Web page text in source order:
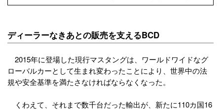
ディーラーなきあとの販売を支えるBCD
2015年に登場した現行マスタングは、ワールドワイドなグ
ローバルカーとして生まれ変わったことにより、世界中の法
規や安全基準を満たさなければならなくなった。
くわえて、それまで数千台だった輸出が、新たに110カ国16